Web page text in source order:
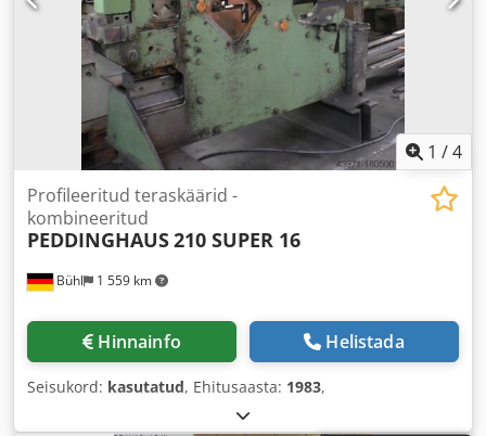
1 /4
Bühl 1 559 km
Profileeritud teraskäärid -
kombineeritud
PEDDINGHAUS210 SUPER 16
Hinnainfo Helistada
Seisukord: kasutatud, Ehitusaasta: 1983,